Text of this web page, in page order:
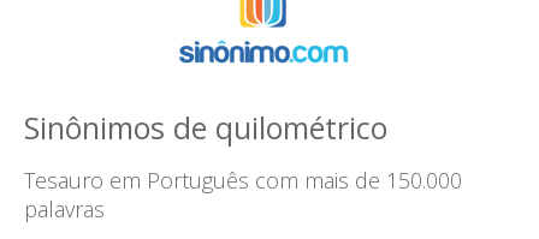
Sinônimos de quilométrico
Tesauro em Português com mais de 150.000
palavras